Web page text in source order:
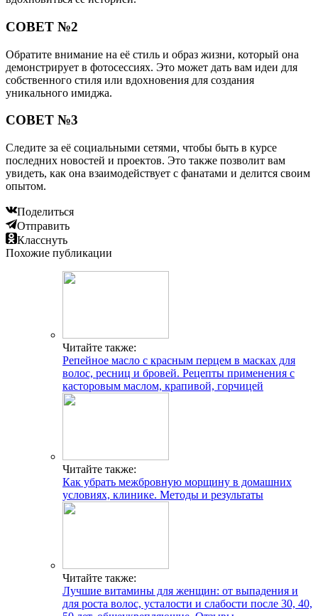
СОВЕТ №2
Обратите внимание на её стиль и образ жизни, который она
демонстрирует в фотосессиях. Это может дать вам идеи для
собственного стиля или вдохновения для создания
уникального имиджа.
СОВЕТ №3
Следите за её социальными сетями, чтобы быть в курсе
последних новостей и проектов. Это также позволит вам
увидеть, как она взаимодействует с фанатами и делится своим
опытом.
Поделиться
Отправить
Класснуть
Похожие публикации
Читайте также:
Репейное масло с красным перцем в масках для
волос, ресниц и бровей. Рецепты применения с
касторовым маслом, крапивой, горчицей
Читайте также:
Как убрать межбровную морщину в домашних
условиях, клинике. Методы и результаты
Читайте также:
Лучшие витамины для женщин: от выпадения и
для роста волос, усталости и слабости после 30, 40,